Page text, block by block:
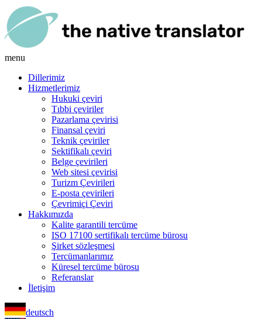
menu
Dillerimiz
Hizmetlerimiz
Hukuki çeviri
Tıbbi çeviriler
Pazarlama çevirisi
Finansal çeviri
Teknik çeviriler
Sektifikalı çeviri
Belge çevirileri
Web sitesi çevirisi
Turizm Çevirileri
E-posta çevirileri
Çevrimiçi Çeviri
Hakkımızda
Kalite garantili tercüme
ISO 17100 sertifikalı tercüme bürosu
Şirket sözleşmesi
Tercümanlarımız
Küresel tercüme bürosu
Referanslar
İletişim
deutsch